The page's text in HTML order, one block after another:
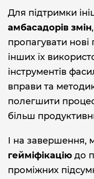
Для підтримки
амбасадорів змін
пропагувати
інших їх
інструментів
вправи та
полегшити
більш
І на завершення,
гейміфікацію до
проміжних